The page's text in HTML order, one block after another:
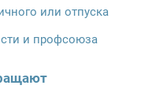
или отпуска
и профсоюза